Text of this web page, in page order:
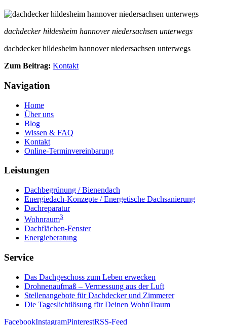
dachdecker hildesheim hannover niedersachsen unterwegs
dachdecker hildesheim hannover niedersachsen unterwegs
Zum Beitrag: Kontakt
Navigation
Home
Über uns
Blog
Wissen & FAQ
Kontakt
Online-Terminvereinbarung
Leistungen
Dachbegrünung / Bienendach
Energiedach-Konzepte / Energetische Dachsanierung
Dachreparatur
Wohnraum3
Dachflächen-Fenster
Energieberatung
Service
Das Dachgeschoss zum Leben erwecken
Drohnenaufmaß – Vermessung aus der Luft
Stellenangebote für Dachdecker und Zimmerer
Die Tageslichtlösung für Deinen WohnTraum
FacebookInstagramPinterestRSS-Feed